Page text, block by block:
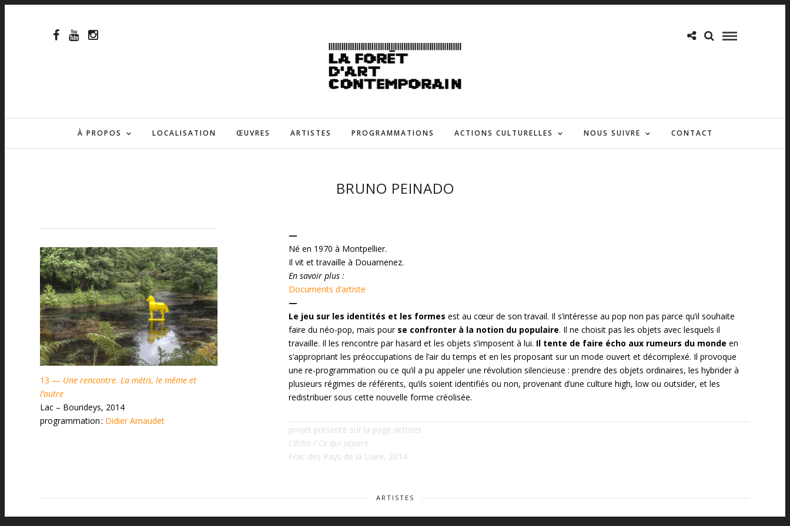
À PROPOS LOCALISATION ŒUVRES ARTISTES PROGRAMMATIONS ACTIONS CULTURELLES NOUS SUIVRE CONTACT
BRUNO PEINADO
13 — Une rencontre. La métis, le même et
l’autre
Lac – Bourideys, 2014
programmation : Didier Arnaudet
—
Né en 1970 à Montpellier.
Il vit et travaille à Douarnenez.
En savoir plus :
Documents d’artiste
—
Le jeu sur les identités et les formes est au cœur de son travail. Il s’intéresse au pop non pas parce qu’il souhaite
faire du néo-pop, mais pour se confronter à la notion du populaire. Il ne choisit pas les objets avec lesquels il
travaille. Il les rencontre par hasard et les objets s’imposent à lui. Il tente de faire écho aux rumeurs du monde en
s’appropriant les préoccupations de l’air du temps et en les proposant sur un mode ouvert et décomplexé. Il provoque
une re-programmation ou ce qu’il a pu appeler une révolution silencieuse : prendre des objets ordinaires, les hybrider à
plusieurs régimes de référents, qu’ils soient identifiés ou non, provenant d’une culture high, low ou outsider, et les
redistribuer sous cette nouvelle forme créolisée.
projet présenté sur la page artistes :
L’écho / Ce qui sépare
Frac des Pays de la Loire, 2014
ARTISTES